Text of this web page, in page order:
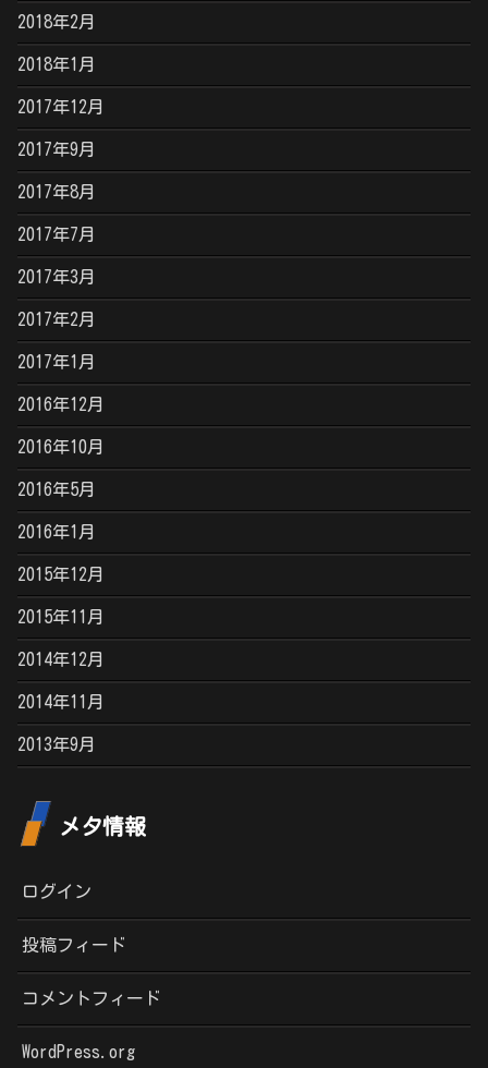
2018年2月
2018年1月
2017年12月
2017年9月
2017年8月
2017年7月
2017年3月
2017年2月
2017年1月
2016年12月
2016年10月
2016年5月
2016年1月
2015年12月
2015年11月
2014年12月
2014年11月
2013年9月
メタ情報
ログイン
投稿フィード
コメントフィード
WordPress.org